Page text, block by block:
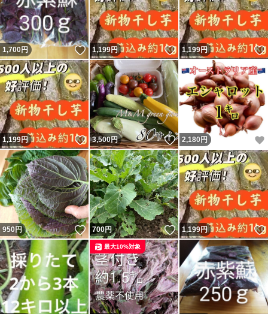
1,700円 いいね！
1,199円 いいね！
1,199円
1,199円 いいね！
3,500円 いいね！
2,180 円
950円 いいね！
700円 いいね！
1,199円
最大10%対象